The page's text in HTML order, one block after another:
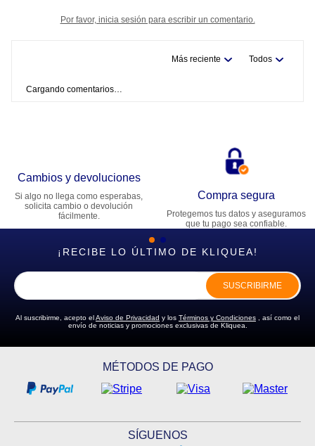
Por favor, inicia sesión para escribir un comentario.
Más reciente Todos
Cargando comentarios…
Cambios y devoluciones
Si algo no llega como esperabas,
solicita cambio o devolución
fácilmente.
Compra segura
Protegemos tus datos y aseguramos
que tu pago sea confiable.
¡RECIBE LO ÚLTIMO DE KLIQUEA!
SUSCRIBIRME
Al suscribirme, acepto elAviso de Privacidad y los Términos y Condiciones , así como el
envío de noticias y promociones exclusivas de Kliquea.
MÉTODOS DE PAGO
SÍGUENOS